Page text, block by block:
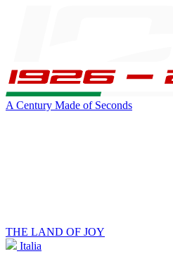
A Century Made of Seconds
THE LAND OF JOY
Italia